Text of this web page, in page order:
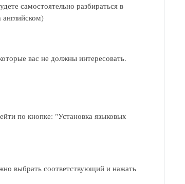
самостоятельно разбираться в
вас не должны интересовать.
по кнопке: "Установка языковых
выбрать соответствующий и нажать